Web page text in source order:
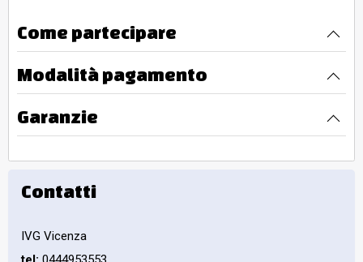
Come partecipare
Modalità pagamento
Garanzie
Contatti
IVG Vicenza